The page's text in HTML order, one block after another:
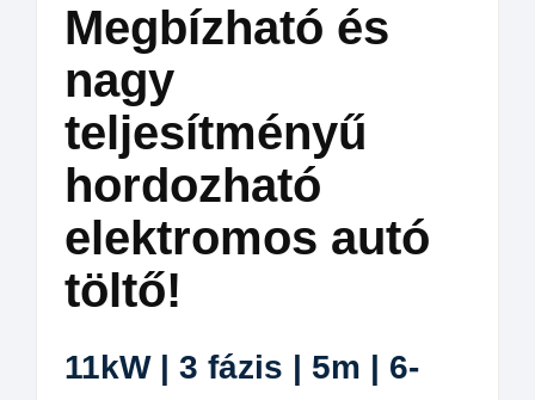
Megbízható és
nagy
teljesítményű
hordozható
elektromos autó
töltő!
11kW | 3 fázis | 5m | 6-